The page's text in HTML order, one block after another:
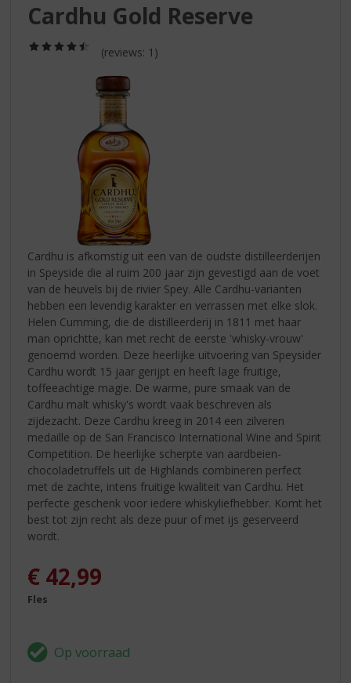
Cardhu Gold Reserve
/
(reviews: 1)
Cardhu is afkomstig uit een van de oudste distilleerderijen
in Speyside die al ruim 200 jaar zijn gevestigd aan de voet
van de heuvels bij de rivier Spey. Alle Cardhu-varianten
hebben een levendig karakter en verrassen met elke slok.
Helen Cumming, die de distilleerderij in 1811 met haar
man oprichtte, kan met recht de eerste 'whisky-vrouw'
genoemd worden. Deze heerlijke uitvoering van Speysider
Cardhu wordt 15 jaar gerijpt en heeft lage fruitige,
toffeeachtige magie. De warme, pure smaak van de
Cardhu malt whisky's wordt vaak beschreven als
zijdezacht. Deze Cardhu kreeg in 2014 een zilveren
medaille op de San Francisco International Wine and Spirit
Competition. De heerlijke scherpte van aardbeien-
chocoladetruffels uit de Highlands combineren perfect
met de zachte, intens fruitige kwaliteit van Cardhu. Het
perfecte geschenk voor iedere whiskyliefhebber. Komt het
best tot zijn recht als deze puur of met ijs geserveerd
wordt.
€ 42,99
Fles